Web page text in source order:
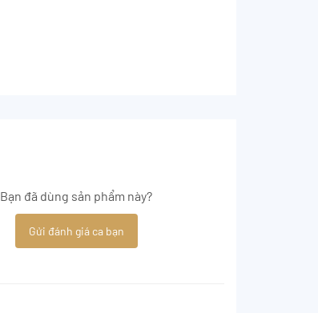
Bạn đã dùng sản phẩm này?
Gửi đánh giá ca bạn